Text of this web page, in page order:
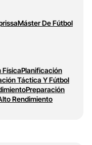
Máster De Fútbol
FísicaPlanificación
Táctica Y Fútbol
Preparación
Rendimiento